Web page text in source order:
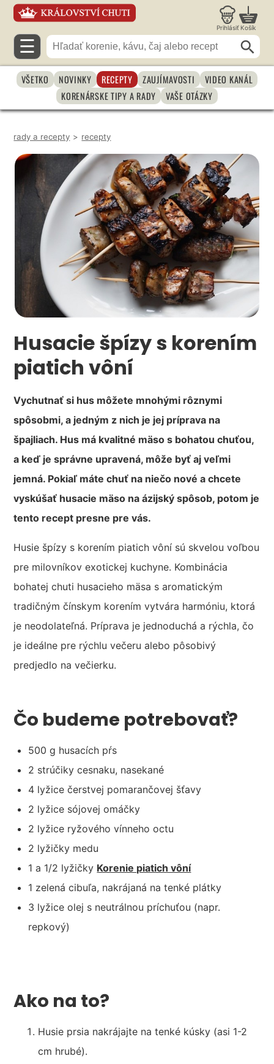
Prihlásiť Košík
☰
VŠETKO NOVINKY RECEPTY ZAUJÍMAVOSTI
VIDEO KANÁL
KORENÁRSKE TIPY A RADY
VAŠE OTÁZKY
rady a recepty > recepty
Husacie špízy s korením
piatich vôní
Vychutnať si hus môžete mnohými rôznymi
spôsobmi, a jedným z nich je jej príprava na
špajliach. Hus má kvalitné mäso s bohatou chuťou,
a keď je správne upravená, môže byť aj veľmi
jemná. Pokiaľ máte chuť na niečo nové a chcete
vyskúšať husacie mäso na ázijský spôsob, potom je
tento recept presne pre vás.
Husie špízy s korením piatich vôní sú skvelou voľbou
pre milovníkov exotickej kuchyne. Kombinácia
bohatej chuti husacieho mäsa s aromatickým
tradičným čínskym korením vytvára harmóniu, ktorá
je neodolateľná. Príprava je jednoduchá a rýchla, čo
je ideálne pre rýchlu večeru alebo pôsobivý
predjedlo na večierku.
Čo budeme potrebovať?
500 g husacích pŕs
2 strúčiky cesnaku, nasekané
4 lyžice čerstvej pomarančovej šťavy
2 lyžice sójovej omáčky
2 lyžice ryžového vínneho octu
2 lyžičky medu
1 a 1/2 lyžičky Korenie piatich vôní
1 zelená cibuľa, nakrájaná na tenké plátky
3 lyžice olej s neutrálnou príchuťou (napr.
repkový)
Ako na to?
Husie prsia nakrájajte na tenké kúsky (asi 1-2
cm hrubé).